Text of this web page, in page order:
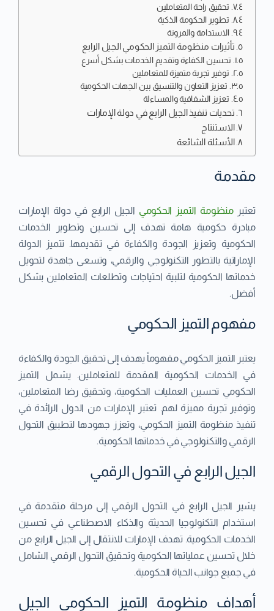
تحقيق راحة المتعاملين
تطوير الحكومة الذكية
الاستدامة والمرونة
تأثيرات منظومة التميز الحكومي الجيل الرابع
تحسين الكفاءة وتقديم الخدمات بشكل أسرع
توفير تجربة متميزة للمتعاملين
تعزيز التعاون والتنسيق بين الجهات الحكومية
تعزيز الشفافية والمساءلة
تحديات تنفيذ الجيل الرابع في دولة الإمارات
الاستنتاج
الأسئلة الشائعة
مقدمة
تعتبرمنظومة التميز الحكومي الجيل الرابع في دولة الإمارات
مبادرة حكومية هامة تهدف إلى تحسين وتطوير الخدمات
الحكومية وتعزيز الجودة والكفاءة في تقديمها. تتميز الدولة
الإماراتية بالتطور التكنولوجي والرقمي، وتسعى جاهدة لتحويل
خدماتها الحكومية لتلبية احتياجات وتطلعات المتعاملين بشكل
أفضل.
مفهوم التميز الحكومي
يعتبر التميز الحكومي مفهوماً يهدف إلى تحقيق الجودة والكفاءة
في الخدمات الحكومية المقدمة للمتعاملين. يشمل التميز
الحكومي تحسين العمليات الحكومية، وتحقيق رضا المتعاملين،
وتوفير تجربة مميزة لهم. تعتبر الإمارات من الدول الرائدة في
تنفيذ منظومة التميز الحكومي، وتعزز جهودها لتطبيق التحول
الرقمي والتكنولوجي في خدماتها الحكومية.
الجيل الرابع في التحول الرقمي
يشير الجيل الرابع في التحول الرقمي إلى مرحلة متقدمة في
استخدام التكنولوجيا الحديثة والذكاء الاصطناعي في تحسين
الخدمات الحكومية. تهدف الإمارات للانتقال إلى الجيل الرابع من
خلال تحسين عملياتها الحكومية وتحقيق التحول الرقمي الشامل
في جميع جوانب الحياة الحكومية.
أهداف منظومة التميز الحكومي الجيل